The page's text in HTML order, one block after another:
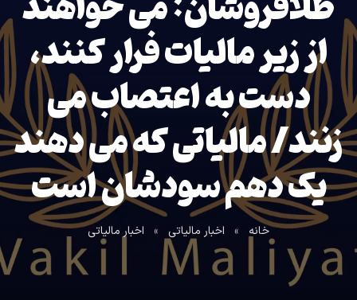
از زیر مالیات فرار کنند،
دست به اعتصاب می
زنند/ مالیاتی که می دهند
یک دهم سودشان است
خانه » اخبار مالیاتی » اخبار مالیاتی